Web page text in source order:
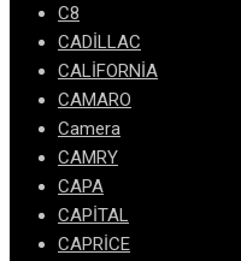
C8
CADİLLAC
CALİFORNİA
CAMARO
Camera
CAMRY
CAPA
CAPİTAL
CAPRİCE